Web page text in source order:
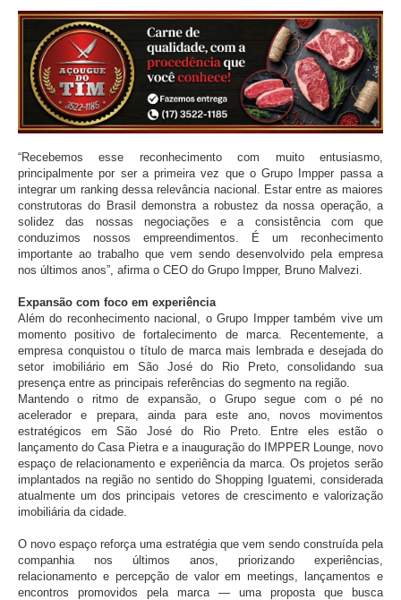
“Recebemos esse reconhecimento com muito entusiasmo,
principalmente por ser a primeira vez que o Grupo Impper passa a
integrar um ranking dessa relevância nacional. Estar entre as maiores
construtoras do Brasil demonstra a robustez da nossa operação, a
solidez das nossas negociações e a consistência com que
conduzimos nossos empreendimentos. É um reconhecimento
importante ao trabalho que vem sendo desenvolvido pela empresa
nos últimos anos”, afirma o CEO do Grupo Impper, Bruno Malvezi.
Expansão com foco em experiência
Além do reconhecimento nacional, o Grupo Impper também vive um
momento positivo de fortalecimento de marca. Recentemente, a
empresa conquistou o título de marca mais lembrada e desejada do
setor imobiliário em São José do Rio Preto, consolidando sua
presença entre as principais referências do segmento na região.
Mantendo o ritmo de expansão, o Grupo segue com o pé no
acelerador e prepara, ainda para este ano, novos movimentos
estratégicos em São José do Rio Preto. Entre eles estão o
lançamento do Casa Pietra e a inauguração do IMPPER Lounge, novo
espaço de relacionamento e experiência da marca. Os projetos serão
implantados na região no sentido do Shopping Iguatemi, considerada
atualmente um dos principais vetores de crescimento e valorização
imobiliária da cidade.
O novo espaço reforça uma estratégia que vem sendo construída pela
companhia nos últimos anos, priorizando experiências,
relacionamento e percepção de valor em meetings, lançamentos e
encontros promovidos pela marca — uma proposta que busca